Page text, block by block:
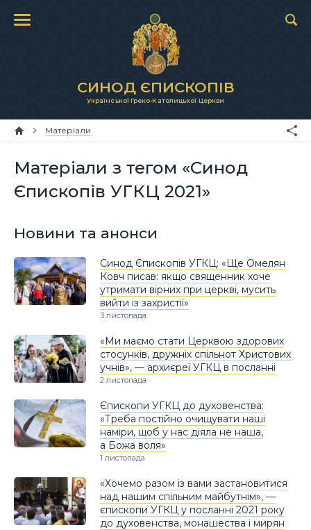
СИНОД ЄПИСКОПІВ
Української Греко-Католицької Церкви
Матеріали
Матеріали з тегом «Синод
Єпископів УГКЦ 2021»
Новини та анонси
Синод Єпископів УГКЦ: «Ще Омелян
Ковч писав: якщо священник хоче
утримати вірних при церкві, мусить
вийти із захристії»
3 листопада
«Ми маємо стати Церквою здорових
стосунків, дружніх спільнот Христових
учнів», — архиєреї УГКЦ в посланні
2 листопада
Єпископи УГКЦ до духовенства:
«Треба постійно очищувати наші
наміри, щоб у нас діяла не наша,
а Божа воля»
1 листопада
«Хочемо разом із вами застановитися
над нашим спільним майбутнім», —
єпископи УГКЦ у посланні 2021 року
до духовенства, монашества і мирян